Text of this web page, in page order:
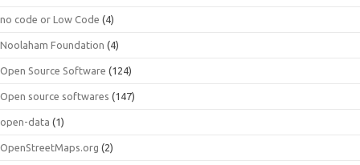
no code or Low Code (4)
Noolaham Foundation (4)
Open Source Software (124)
Open source softwares (147)
open-data (1)
OpenStreetMaps.org (2)